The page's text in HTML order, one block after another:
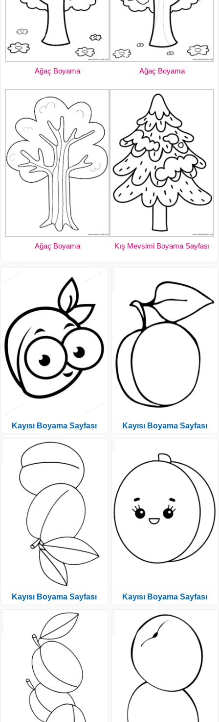
Ağaç Boyama Ağaç Boyama
Ağaç Boyama Kış Mevsimi Boyama Sayfası
Kayısı Boyama Sayfası
Kayısı Boyama Sayfası
Kayısı Boyama Sayfası
Kayısı Boyama Sayfası